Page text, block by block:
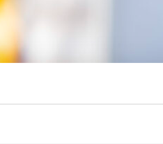
in wijken, op pleinen en via